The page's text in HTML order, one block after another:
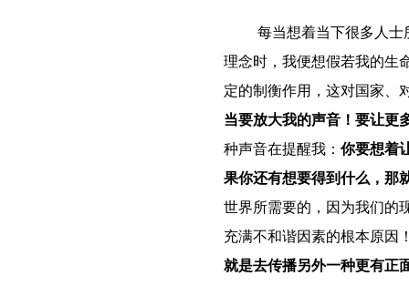
每当想着当下很多人
理念时，我便想假若我的生
定的制衡作用，这对国家、
当要放大我的声音！要让更
种声音在提醒我： 你要想着
果你还有想要得到什么，那
世界所需要的，因为我们的
充满不和谐因素的根本原因
就是去传播另外一种更有正